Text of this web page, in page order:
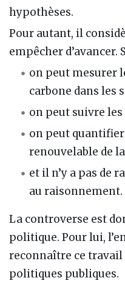
hypothèses.
Pour autant, il
empêcher d’avancer.
on peut mesurer
carbone dans les
on peut suivre
on peut
renouvelable de
et il n’y a pas de
au raisonnement.
La controverse est
politique. Pour lui,
reconnaître ce travail
politiques publiques.